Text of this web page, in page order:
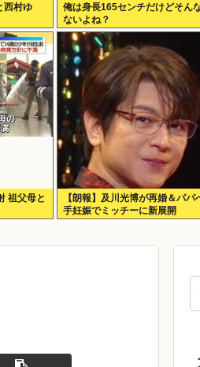
西村ゆ
俺は身長165センチだけどそん
ないよね？
祖父母と
【朗報】及川光博が再婚＆パパ
手妊娠でミッチーに新展開